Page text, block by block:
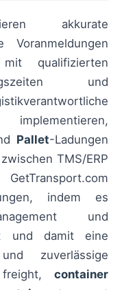
akkurate
Voranmeldungen
qualifizierten
und
Pallet-Ladungen
TMS/ERP
indem es
und
und damit eine
zuverlässige
container